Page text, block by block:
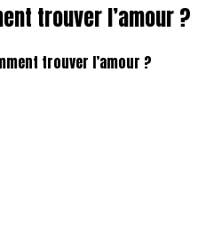
trouver l’amour ?
trouver l’amour ?